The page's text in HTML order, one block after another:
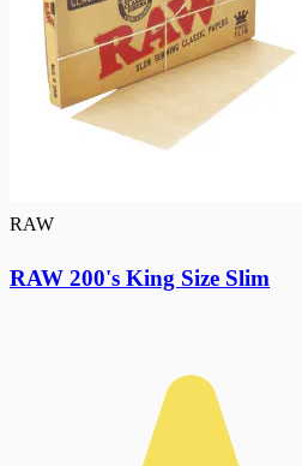
RAW
RAW 200's King Size Slim